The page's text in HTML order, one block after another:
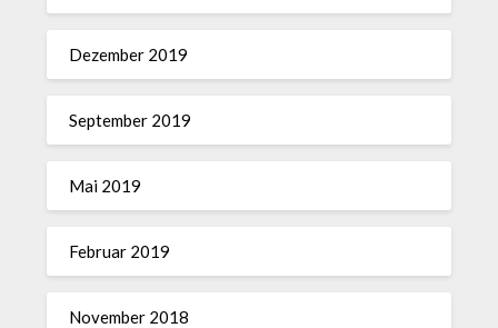
Dezember 2019
September 2019
Mai 2019
Februar 2019
November 2018